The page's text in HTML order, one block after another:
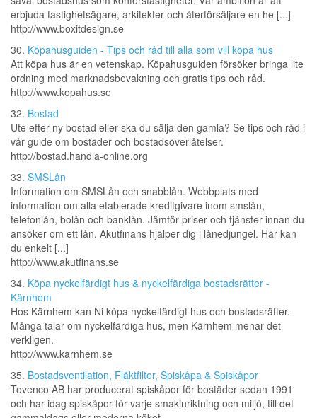
erbjuda fastighetsägare, arkitekter och återförsäljare en he [...]
http://www.boxitdesign.se
30. Köpahusguiden - Tips och råd till alla som vill köpa hus
Att köpa hus är en vetenskap. Köpahusguiden försöker bringa lite
ordning med marknadsbevakning och gratis tips och råd.
http://www.kopahus.se
32. Bostad
Ute efter ny bostad eller ska du sälja den gamla? Se tips och råd i
vår guide om bostäder och bostadsöverlåtelser.
http://bostad.handla-online.org
33. SMSLån
Information om SMSLån och snabblån. Webbplats med
information om alla etablerade kreditgivare inom smslån,
telefonlån, bolån och banklån. Jämför priser och tjänster innan du
ansöker om ett lån. Akutfinans hjälper dig i lånedjungel. Här kan
du enkelt [...]
http://www.akutfinans.se
34. Köpa nyckelfärdigt hus & nyckelfärdiga bostadsrätter -
Kärnhem
Hos Kärnhem kan Ni köpa nyckelfärdigt hus och bostadsrätter.
Många talar om nyckelfärdiga hus, men Kärnhem menar det
verkligen.
http://www.karnhem.se
35. Bostadsventilation, Fläktfilter, Spiskåpa & Spiskåpor
Tovenco AB har producerat spiskåpor för bostäder sedan 1991
och har idag spiskåpor för varje smakinriktning och miljö, till det